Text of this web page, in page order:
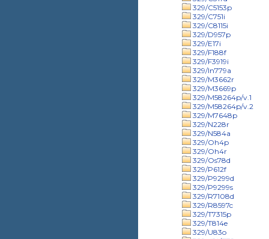
329/C5153p
329/C751i
329/C8115i
329/D957p
329/E17i
329/F188f
329/F3919i
329/In779a
329/M3662r
329/M3669p
329/M58264p/v.1
329/M58264p/v.2
329/M7648p
329/N228r
329/N584a
329/Oh4p
329/Oh4r
329/Os78d
329/P612f
329/P9299d
329/P9299s
329/R7108d
329/R8597c
329/T7315p
329/T814e
329/U83o